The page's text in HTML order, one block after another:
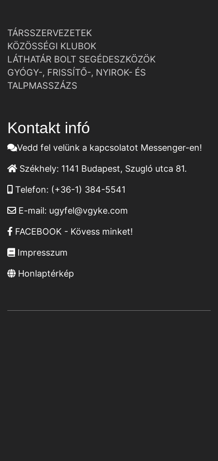
TÁRSSZERVEZETEK
KÖZÖSSÉGI KLUBOK
LÁTHATÁR BOLT SEGÉDESZKÖZÖK
GYÓGY-, FRISSÍTŐ-, NYIROK- ÉS
TALPMASSZÁZS
Kontakt infó
Vedd fel velünk a kapcsolatot Messenger-en!
Székhely: 1141 Budapest, Szugló utca 81.
Telefon: (+36-1) 384-5541
E-mail: ugyfel@vgyke.com
FACEBOOK - Kövess minket!
Impresszum
Honlaptérkép